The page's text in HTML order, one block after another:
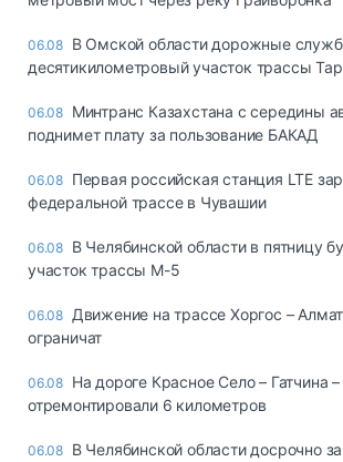
06.08 В Омской области дорожные
десятикилометровый участок трассы
06.08 Минтранс Казахстана с середины
поднимет плату за пользование БАКАД
06.08 Первая российская станция LTE
федеральной трассе в Чувашии
06.08 В Челябинской области в пятницу
участок трассы М-5
06.08 Движение на трассе Хоргос –
ограничат
06.08 На дороге Красное Село – Гатчина
отремонтировали 6 километров
06.08 В Челябинской области досрочно